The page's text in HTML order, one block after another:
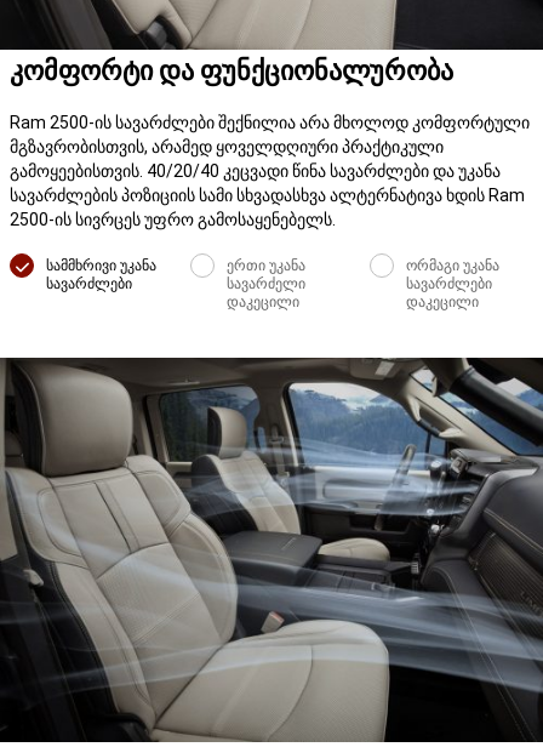
კომფორტი და ფუნქციონალურობა
Ram 2500-ის სავარძლები შექნილია არა მხოლოდ კომფორტული
მგზავრობისთვის, არამედ ყოველდღიური პრაქტიკული
გამოყეებისთვის. 40/20/40 კეცვადი წინა სავარძლები და უკანა
სავარძლების პოზიციის სამი სხვადასხვა ალტერნატივა ხდის Ram
2500-ის სივრცეს უფრო გამოსაყენებელს.
სამმხრივი უკანა
სავარძლები
ერთი უკანა
სავარძელი
დაკეცილი
ორმაგი უკანა
სავარძლები
დაკეცილი